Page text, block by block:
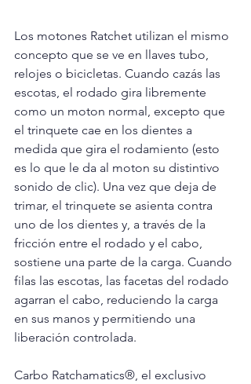
Los motones Ratchet utilizan el mismo
concepto que se ve en llaves tubo,
relojes o bicicletas. Cuando cazás las
escotas, el rodado gira libremente
como un moton normal, excepto que
el trinquete cae en los dientes a
medida que gira el rodamiento (esto
es lo que le da al moton su distintivo
sonido de clic). Una vez que deja de
trimar, el trinquete se asienta contra
uno de los dientes y, a través de la
fricción entre el rodado y el cabo,
sostiene una parte de la carga. Cuando
filas las escotas, las facetas del rodado
agarran el cabo, reduciendo la carga
en sus manos y permitiendo una
liberación controlada.
Carbo Ratchamatics®, el exclusivo